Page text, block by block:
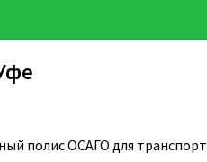
полис ОСАГО для